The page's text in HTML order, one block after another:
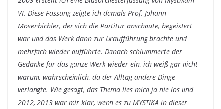
VI. Diese Fassung zeigte ich damals Prof. Johann
Mösenbichler, der sich die Partitur anschaute, begeistert
war und das Werk dann zur Uraufführung brachte und
mehrfach wieder aufführte. Danach schlummerte der
Gedanke für das ganze Werk wieder ein, ich weiß gar nicht
warum, wahrscheinlich, da der Alltag andere Dinge
verlangte. Wie gesagt, das Thema lies mich ja nie los und
2012, 2013 war mir klar, wenn es zu MYSTIKA in dieser